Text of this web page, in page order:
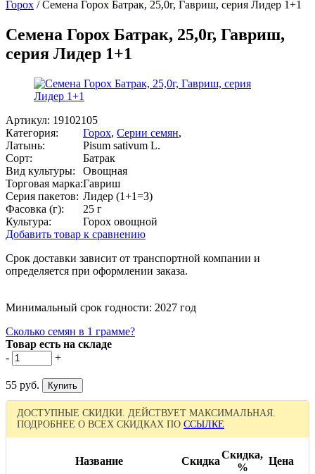
Горох /Семена Горох Батрак, 25,0г, Гавриш, серия Лидер 1+1
Семена Горох Батрак, 25,0г, Гавриш,
серия Лидер 1+1
Артикул: 19102105
Категория:
Горох, Серии семян,
Латынь:
Pisum sativum L.
Сорт:
Батрак
Вид культуры:
Овощная
Торговая марка:Гавриш
Серия пакетов: Лидер (1+1=3)
Фасовка (г):
25 г
Культура:
Горох овощной
Добавить товар к сравнению
Срок доставки зависит от транспортной компании и
определяется при оформлении заказа.
Минимальный срок годности: 2027 год
Сколько семян в 1 грамме?
Товар есть на складе
-
+
55 руб.
ДОСТУПНЫЕ СКИДКИ. ДЕЙСТВУЕТ МАКСИМАЛЬНАЯ.
ПОДРОБНЕЕ О ВСЕХ СКИДКАХ ПО ССЫЛКЕ
Название Скидка
Скидка,
%
Цена